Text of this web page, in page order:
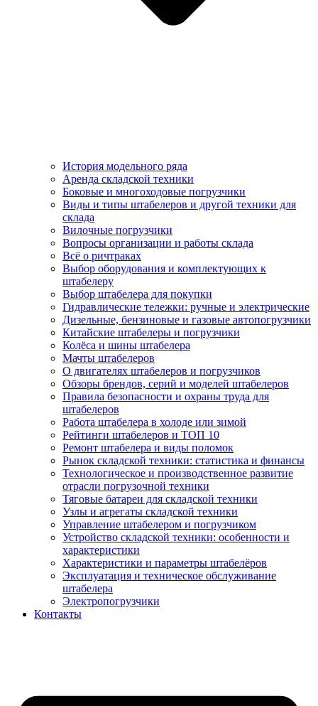
История модельного ряда
Аренда складской техники
Боковые и многоходовые погрузчики
Виды и типы штабелеров и другой техники для
склада
Вилочные погрузчики
Вопросы организации и работы склада
Всё о ричтраках
Выбор оборудования и комплектующих к
штабелеру
Выбор штабелера для покупки
Гидравлические тележки: ручные и электрические
Дизельные, бензиновые и газовые автопогрузчики
Китайские штабелеры и погрузчики
Колёса и шины штабелера
Мачты штабелеров
О двигателях штабелеров и погрузчиков
Обзоры брендов, серий и моделей штабелеров
Правила безопасности и охраны труда для
штабелеров
Работа штабелера в холоде или зимой
Рейтинги штабелеров и ТОП 10
Ремонт штабелера и виды поломок
Рынок складской техники: статистика и финансы
Технологическое и производственное развитие
отрасли погрузочной техники
Тяговые батареи для складской техники
Узлы и агрегаты складской техники
Управление штабелером и погрузчиком
Устройство складской техники: особенности и
характеристики
Характеристики и параметры штабелёров
Эксплуатация и техническое обслуживание
штабелера
Электропогрузчики
Контакты